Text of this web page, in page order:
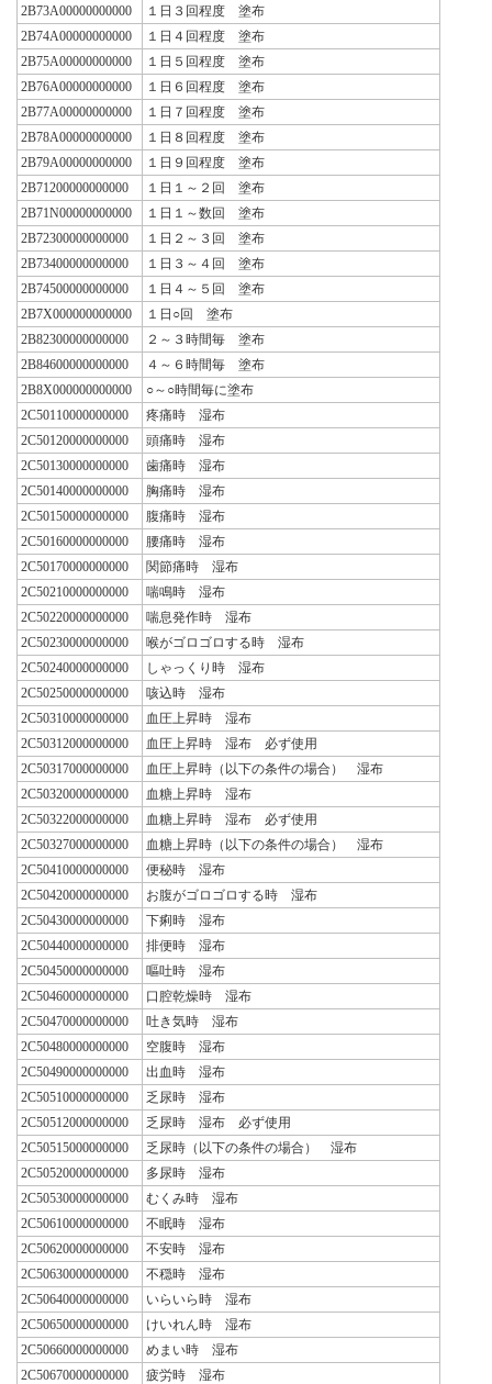
2B73A00000000000
１日３回程度 塗布
2B74A00000000000
１日４回程度 塗布
2B75A00000000000
１日５回程度 塗布
2B76A00000000000
１日６回程度 塗布
2B77A00000000000
１日７回程度 塗布
2B78A00000000000
１日８回程度 塗布
2B79A00000000000
１日９回程度 塗布
2B71200000000000
１日１～２回 塗布
2B71N00000000000
１日１～数回 塗布
2B72300000000000
１日２～３回 塗布
2B73400000000000
１日３～４回 塗布
2B74500000000000
１日４～５回 塗布
2B7X000000000000
１日○回 塗布
2B82300000000000
２～３時間毎 塗布
2B84600000000000
４～６時間毎 塗布
2B8X000000000000
○～○時間毎に塗布
2C50110000000000
疼痛時 湿布
2C50120000000000
頭痛時 湿布
2C50130000000000
歯痛時 湿布
2C50140000000000
胸痛時 湿布
2C50150000000000
腹痛時 湿布
2C50160000000000
腰痛時 湿布
2C50170000000000
関節痛時 湿布
2C50210000000000
喘鳴時 湿布
2C50220000000000
喘息発作時 湿布
2C50230000000000
喉がゴロゴロする時 湿布
2C50240000000000
しゃっくり時 湿布
2C50250000000000
咳込時 湿布
2C50310000000000
血圧上昇時 湿布
2C50312000000000
血圧上昇時 湿布 必ず使用
2C50317000000000
血圧上昇時（以下の条件の場合） 湿布
2C50320000000000
血糖上昇時 湿布
2C50322000000000
血糖上昇時 湿布 必ず使用
2C50327000000000
血糖上昇時（以下の条件の場合） 湿布
2C50410000000000
便秘時 湿布
2C50420000000000
お腹がゴロゴロする時 湿布
2C50430000000000
下痢時 湿布
2C50440000000000
排便時 湿布
2C50450000000000
嘔吐時 湿布
2C50460000000000
口腔乾燥時 湿布
2C50470000000000
吐き気時 湿布
2C50480000000000
空腹時 湿布
2C50490000000000
出血時 湿布
2C50510000000000
乏尿時 湿布
2C50512000000000
乏尿時 湿布 必ず使用
2C50515000000000
乏尿時（以下の条件の場合） 湿布
2C50520000000000
多尿時 湿布
2C50530000000000
むくみ時 湿布
2C50610000000000
不眠時 湿布
2C50620000000000
不安時 湿布
2C50630000000000
不穏時 湿布
2C50640000000000
いらいら時 湿布
2C50650000000000
けいれん時 湿布
2C50660000000000
めまい時 湿布
2C50670000000000
疲労時 湿布